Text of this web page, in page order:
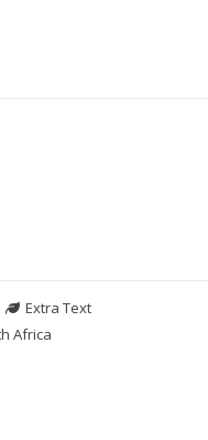
Extra Text
Africa